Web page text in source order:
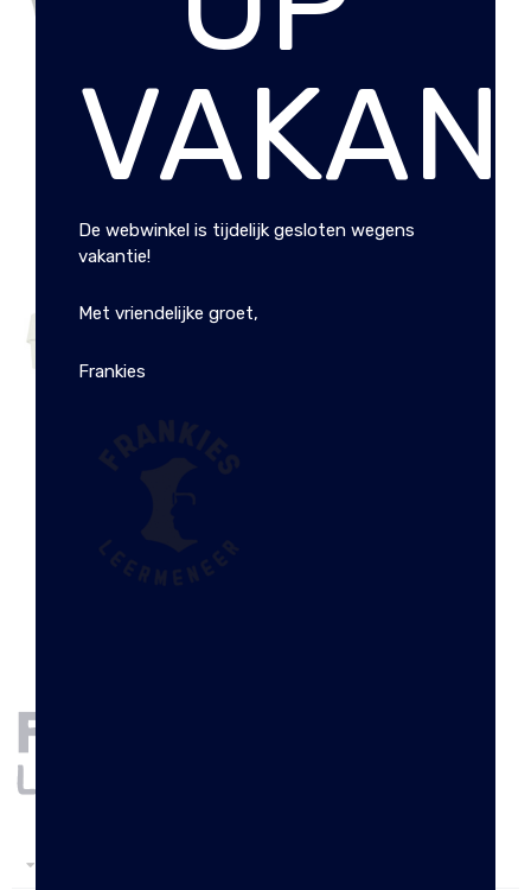
BASIC ZWART 3CM
€12.95
LEREN DAMES RIEM
SNAKE WIT
€14.95
De webwinkel is tijdelijk gesloten wegens
vakantie!
Met vriendelijke groet,
Frankies